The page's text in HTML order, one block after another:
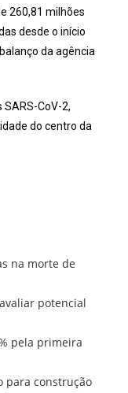
260,81 milhões
desde o início
da agência
CoV-2,
do centro da
na morte de
potencial
pela primeira
para construção